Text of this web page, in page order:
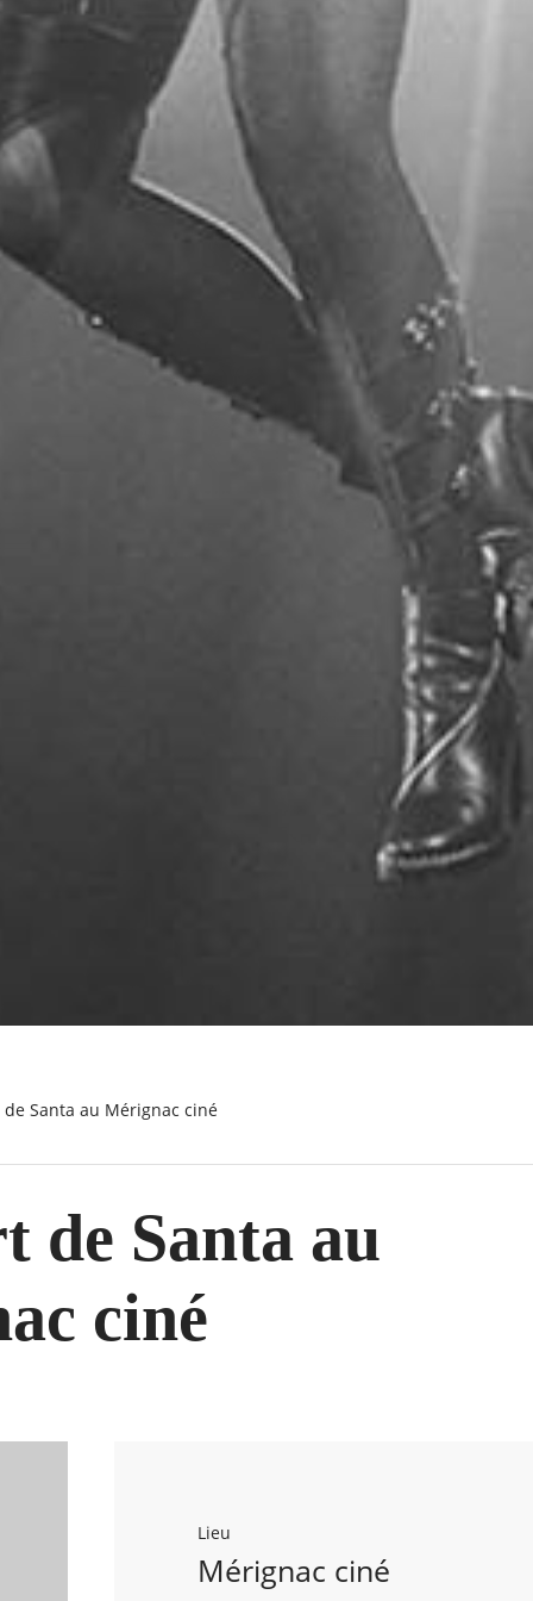
de Santa au Mérignac ciné
de Santa au
ciné
Lieu
Mérignac ciné